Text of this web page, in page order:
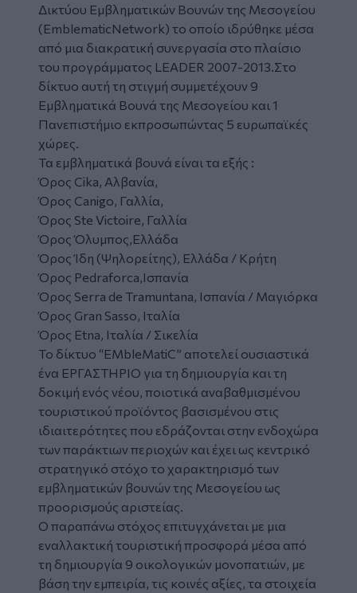
Δικτύου Εμβληματικών Βουνών της Μεσογείου
(EmblematicNetwork) το οποίο ιδρύθηκε μέσα
από μια διακρατική συνεργασία στο πλαίσιο
του προγράμματος LEADER 2007-2013.Στο
δίκτυο αυτή τη στιγμή συμμετέχουν 9
Εμβληματικά Βουνά της Μεσογείου και 1
Πανεπιστήμιο εκπροσωπώντας 5 ευρωπαϊκές
χώρες.
Τα εμβληματικά βουνά είναι τα εξής :
Όρος Cika, Αλβανία,
Όρος Canigo, Γαλλία,
Όρος Ste Victoire, Γαλλία
Όρος Όλυμπος,Ελλάδα
Όρος Ίδη (Ψηλορείτης), Ελλάδα / Κρήτη
Όρος Pedraforca,Ισπανία
Όρος Serra de Tramuntana, Ισπανία / Μαγιόρκα
Όρος Gran Sasso, Ιταλία
Όρος Etna, Ιταλία / Σικελία
Το δίκτυο “EMbleMatiC” αποτελεί ουσιαστικά
ένα ΕΡΓΑΣΤΗΡΙΟ για τη δημιουργία και τη
δοκιμή ενός νέου, ποιοτικά αναβαθμισμένου
τουριστικού προϊόντος βασισμένου στις
ιδιαιτερότητες που εδράζονται στην ενδοχώρα
των παράκτιων περιοχών και έχει ως κεντρικό
στρατηγικό στόχο το χαρακτηρισμό των
εμβληματικών βουνών της Μεσογείου ως
προορισμούς αριστείας.
Ο παραπάνω στόχος επιτυγχάνεται με μια
εναλλακτική τουριστική προσφορά μέσα από
τη δημιουργία 9 οικολογικών μονοπατιών, με
βάση την εμπειρία, τις κοινές αξίες, τα στοιχεία